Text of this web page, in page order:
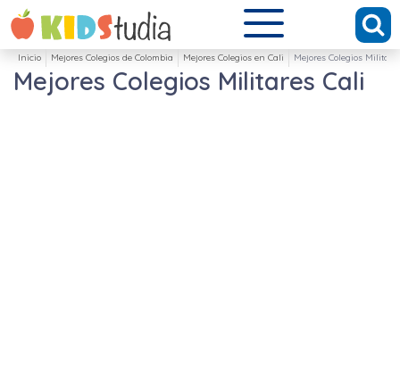
Inicio Mejores Colegios de Colombia Mejores Colegios en Cali Mejores Colegios
Mejores Colegios Militares Cali